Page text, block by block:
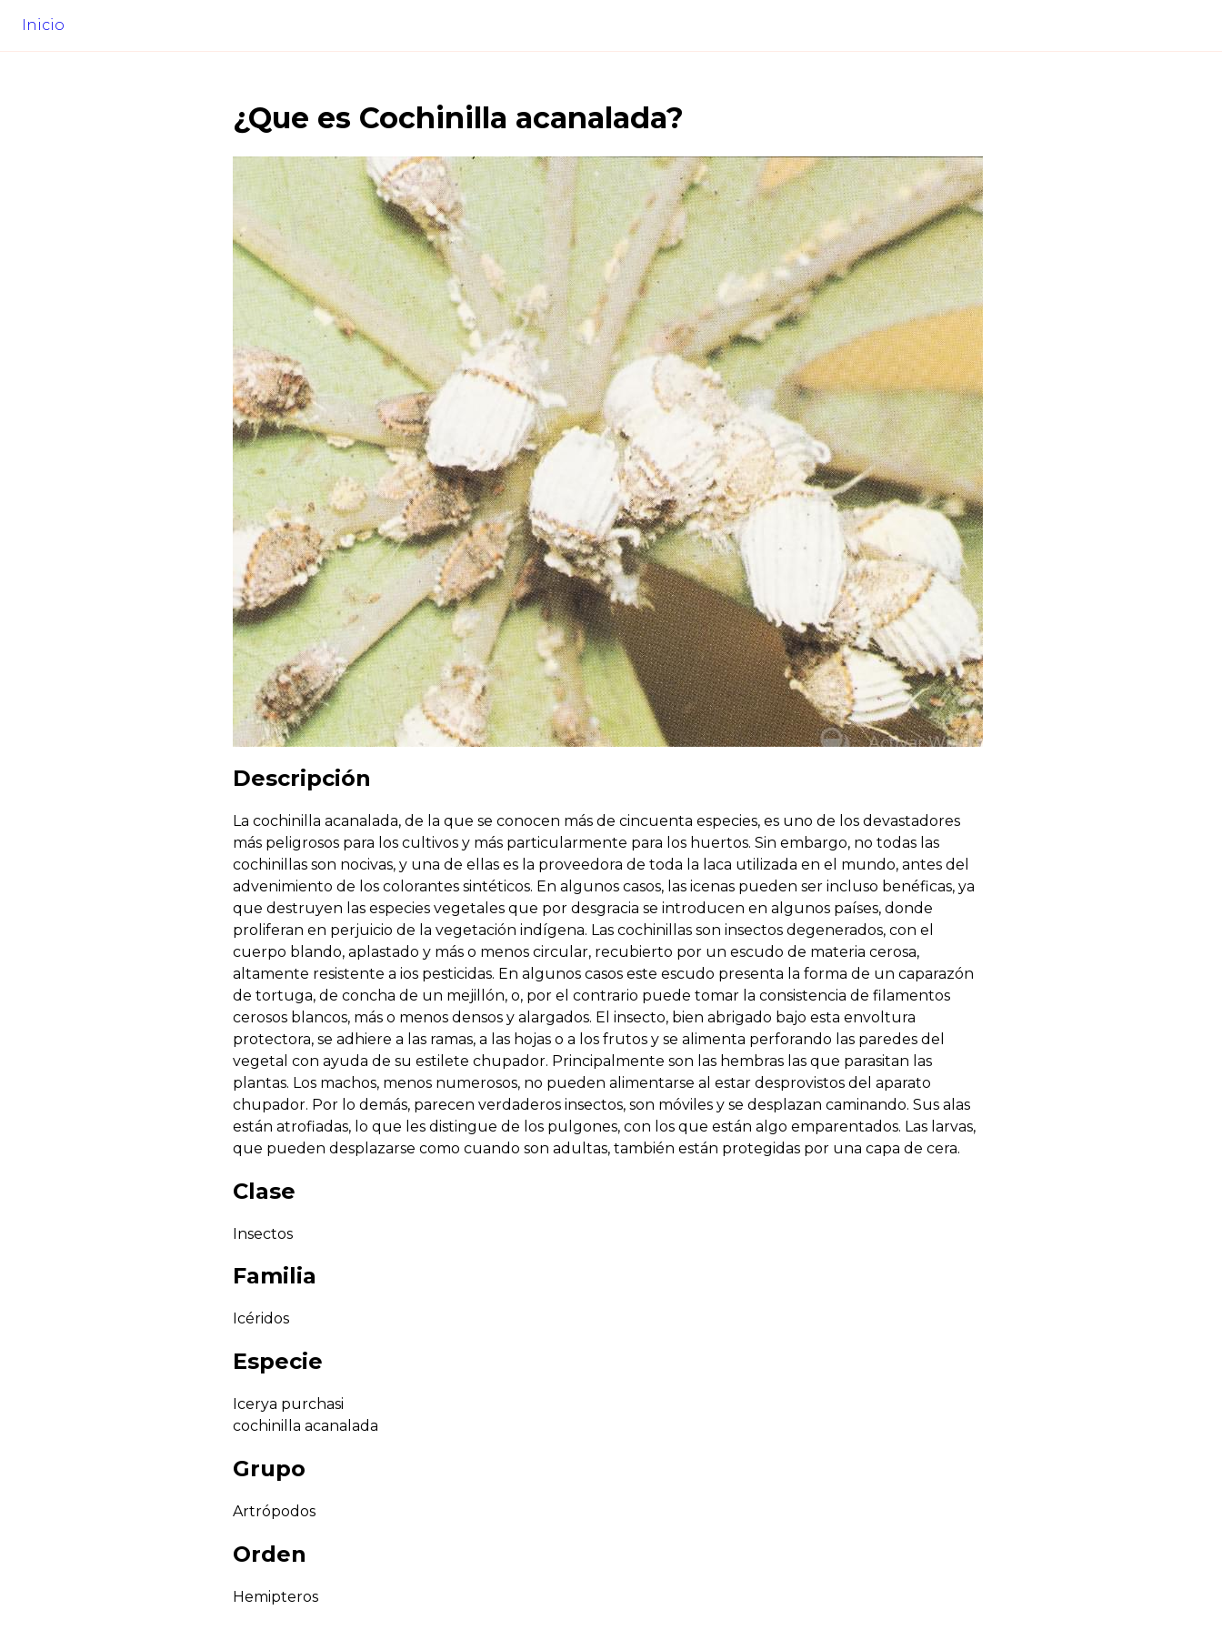
Inicio
¿Que es Cochinilla acanalada?
Descripción
La cochinilla acanalada, de la que se conocen más de cincuenta especies, es uno de los devastadores
más peligrosos para los cultivos y más particularmente para los huertos. Sin embargo, no todas las
cochinillas son nocivas, y una de ellas es la proveedora de toda la laca utilizada en el mundo, antes del
advenimiento de los colorantes sintéticos. En algunos casos, las icenas pueden ser incluso benéficas, ya
que destruyen las especies vegetales que por desgracia se introducen en algunos países, donde
proliferan en perjuicio de la vegetación indígena. Las cochinillas son insectos degenerados, con el
cuerpo blando, aplastado y más o menos circular, recubierto por un escudo de materia cerosa,
altamente resistente a ios pesticidas. En algunos casos este escudo presenta la forma de un caparazón
de tortuga, de concha de un mejillón, o, por el contrario puede tomar la consistencia de filamentos
cerosos blancos, más o menos densos y alargados. El insecto, bien abrigado bajo esta envoltura
protectora, se adhiere a las ramas, a las hojas o a los frutos y se alimenta perforando las paredes del
vegetal con ayuda de su estilete chupador. Principalmente son las hembras las que parasitan las
plantas. Los machos, menos numerosos, no pueden alimentarse al estar desprovistos del aparato
chupador. Por lo demás, parecen verdaderos insectos, son móviles y se desplazan caminando. Sus alas
están atrofiadas, lo que les distingue de los pulgones, con los que están algo emparentados. Las larvas,
que pueden desplazarse como cuando son adultas, también están protegidas por una capa de cera.
Clase
Insectos
Familia
Icéridos
Especie
Icerya purchasi
cochinilla acanalada
Grupo
Artrópodos
Orden
Hemipteros